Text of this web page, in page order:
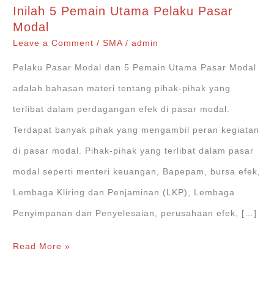
Inilah 5 Pemain Utama Pelaku Pasar
Modal
Leave a Comment /SMA/admin
Pelaku Pasar Modal dan 5 Pemain Utama Pasar Modal
adalah bahasan materi tentang pihak-pihak yang
terlibat dalam perdagangan efek di pasar modal.
Terdapat banyak pihak yang mengambil peran kegiatan
di pasar modal. Pihak-pihak yang terlibat dalam pasar
modal seperti menteri keuangan, Bapepam, bursa efek,
Lembaga Kliring dan Penjaminan (LKP), Lembaga
Penyimpanan dan Penyelesaian, perusahaan efek, […]
Inilah
Read More »